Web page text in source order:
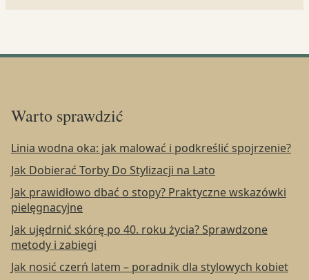
Warto sprawdzić
Linia wodna oka: jak malować i podkreślić spojrzenie?
Jak Dobierać Torby Do Stylizacji na Lato
Jak prawidłowo dbać o stopy? Praktyczne wskazówki
pielęgnacyjne
Jak ujędrnić skórę po 40. roku życia? Sprawdzone
metody i zabiegi
Jak nosić czerń latem – poradnik dla stylowych kobiet